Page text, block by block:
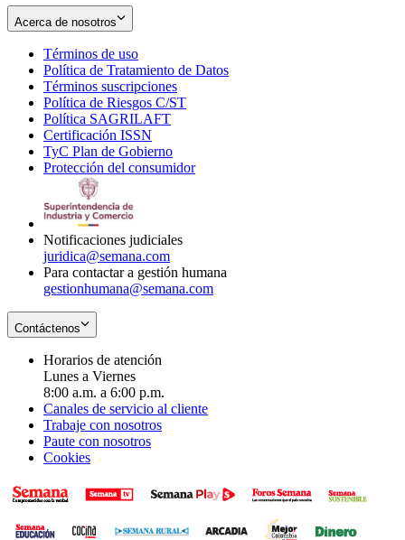
Acerca de nosotros
Términos de uso
in
new
window
Política de Tratamiento de Datos
Términos suscripciones
in
Política de Riesgos C/ST
Política SAGRILAFT
new
window
Certificación ISSN
in
new
TyC Plan de Gobierno
in
Protección del consumidorOpens
Notificaciones judiciales
juridica@semana.com
Para contactar a gestión humana
gestionhumana@semana.com
Contáctenos
Horarios de atención
Lunes a Viernes
8:00 a.m. a 6:00 p.m.
Canales de servicio al cliente
Trabaje con nosotros
Paute con nosotros
Cookies